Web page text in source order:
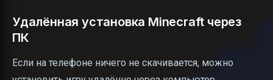
Удалённая установка Minecraft через
ПК
Если на телефоне ничего не скачивается, можно